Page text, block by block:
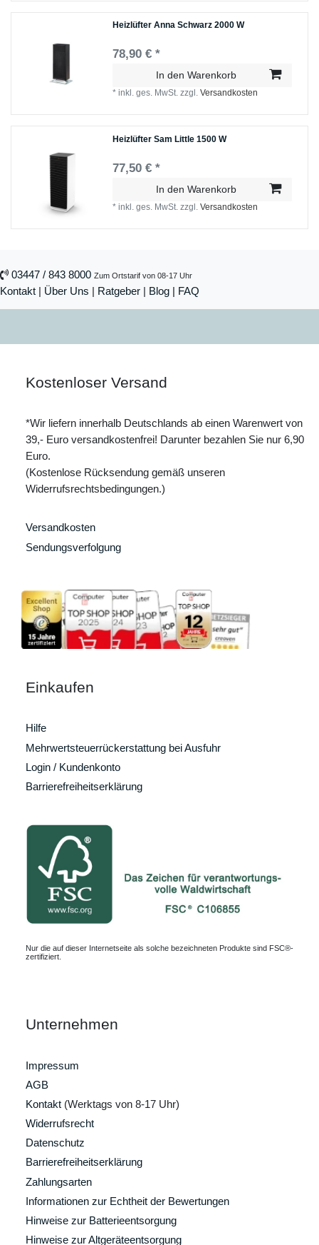
Heizlüfter Anna Schwarz 2000 W
78,90 € *
In den Warenkorb
*inkl. ges. MwSt. zzgl.Versandkosten
Heizlüfter Sam Little 1500 W
77,50 € *
In den Warenkorb
*inkl. ges. MwSt. zzgl.Versandkosten
03447 / 843 8000 Zum Ortstarif von 08-17 Uhr
Kontakt | Über Uns | Ratgeber | Blog | FAQ
Kostenloser Versand
*Wir liefern innerhalb Deutschlands ab einen Warenwert von
39,- Euro versandkostenfrei! Darunter bezahlen Sie nur 6,90
Euro.
(Kostenlose Rücksendung gemäß unseren
Widerrufsrechtsbedingungen.)
Versandkosten
Sendungsverfolgung
Einkaufen
Hilfe
Mehrwertsteuerrückerstattung bei Ausfuhr
Login / Kundenkonto
Barrierefreiheitserklärung
Nur die auf dieser Internetseite als solche bezeichneten Produkte sind FSC®-
zertifiziert.
Unternehmen
Impressum
AGB
Kontakt (Werktags von 8-17 Uhr)
Widerrufsrecht
Datenschutz
Barrierefreiheitserklärung
Zahlungsarten
Informationen zur Echtheit der Bewertungen
Hinweise zur Batterieentsorgung
Hinweise zur Altgeräteentsorgung